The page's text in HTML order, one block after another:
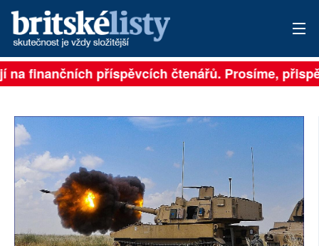
PŘIHLÁSIT
ARCHIV
ROZHOVORY
TÉMATA
NEJČTENĚJŠÍ ZA 7 DNÍ
finančních příspěvcích čtenářů. Prosíme,